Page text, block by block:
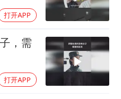
打开APP
，需
打开APP